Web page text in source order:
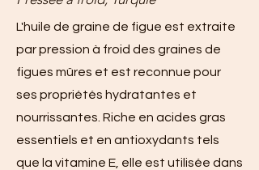
L'huile de graine de figue est extraite
par pression à froid des graines de
figues mûres et est reconnue pour
ses propriétés hydratantes et
nourrissantes. Riche en acides gras
essentiels et en antioxydants tels
que la vitamine E, elle est utilisée dans